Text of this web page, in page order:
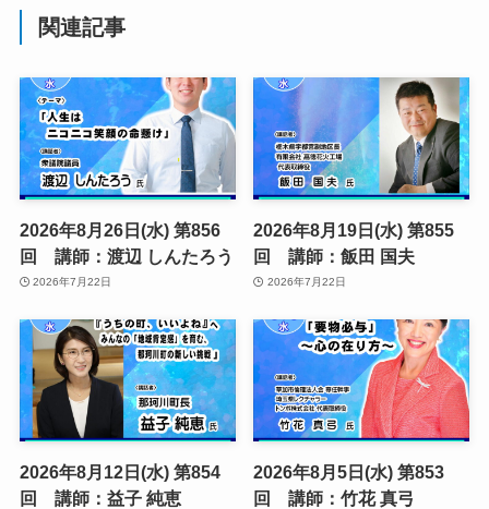
関連記事
2026年8月26日(水) 第856
回 講師：渡辺 しんたろう
2026年7月22日
2026年8月19日(水) 第855
回 講師：飯田 国夫
2026年7月22日
2026年8月12日(水) 第854
回 講師：益子 純恵
2026年8月5日(水) 第853
回 講師：竹花 真弓